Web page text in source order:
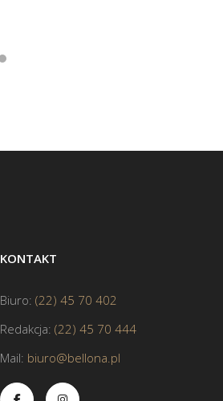
KONTAKT
Biuro: (22) 45 70 402
Redakcja: (22) 45 70 444
Mail: biuro@bellona.pl